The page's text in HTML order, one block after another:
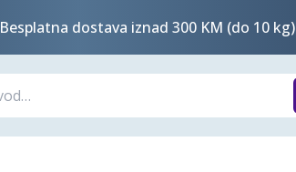
Besplatna dostava iznad 300 KM (do 10 kg)